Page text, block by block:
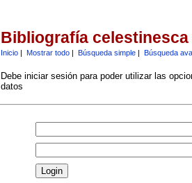
Bibliografía celestinesca
Inicio| Mostrar todo| Búsqueda simple| Búsqueda
Debe iniciar sesión para poder utilizar las
datos